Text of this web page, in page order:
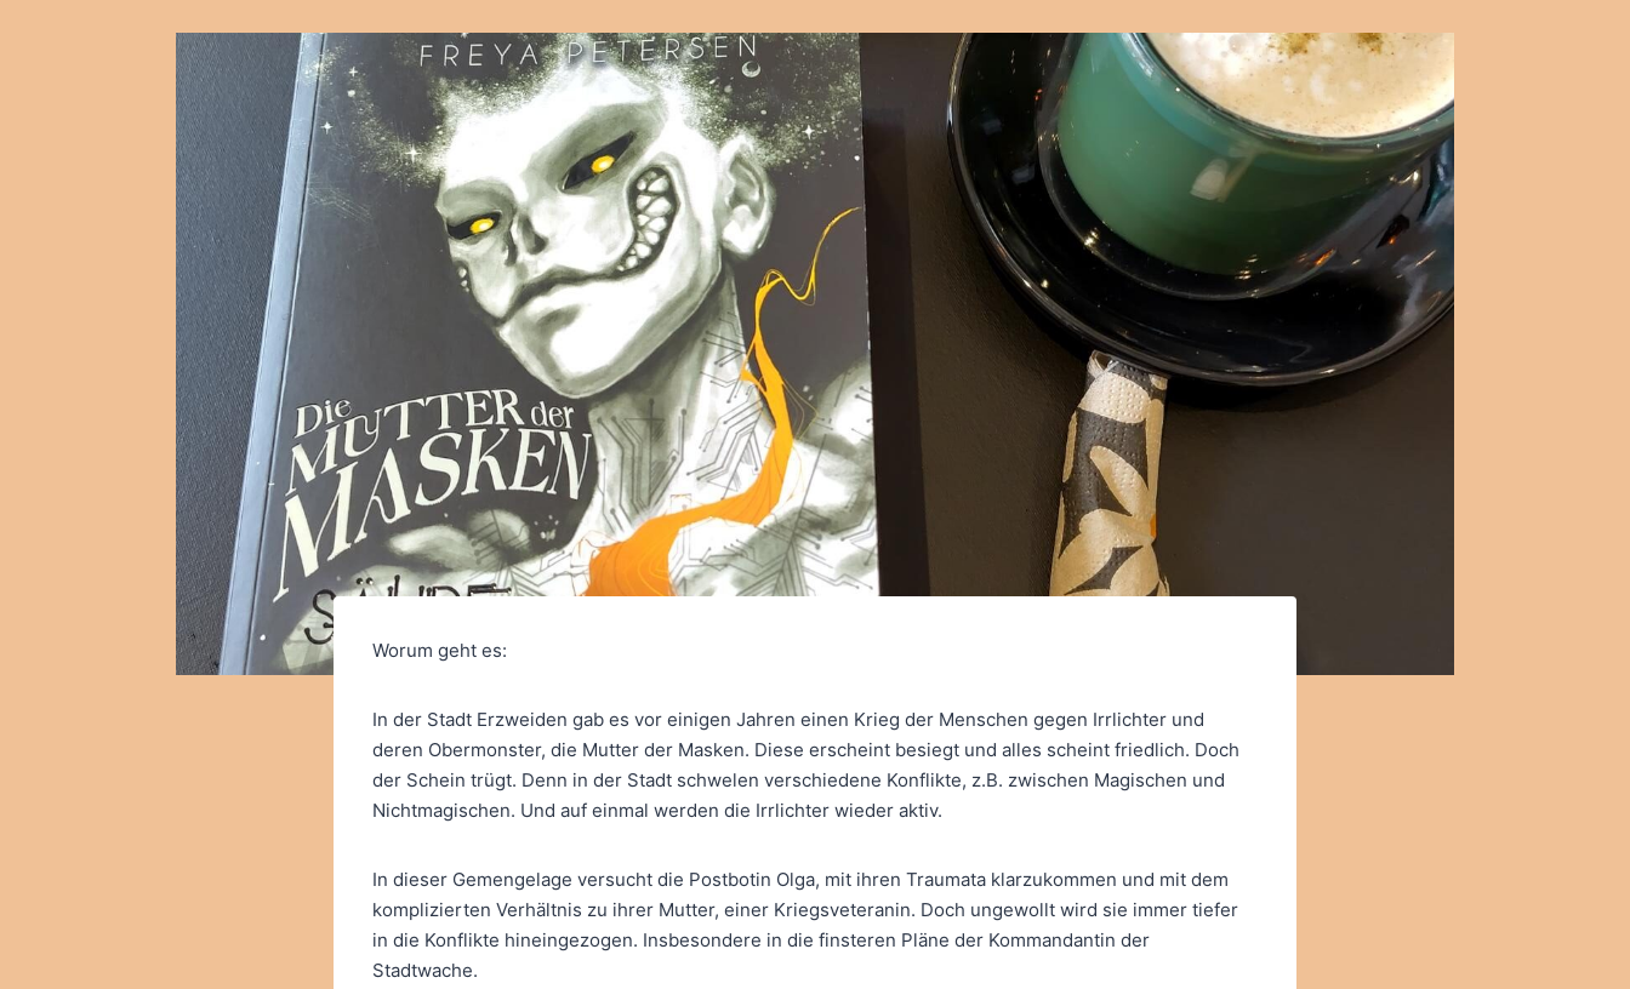
Worum geht es:
In der Stadt Erzweiden gab es vor einigen Jahren einen Krieg der Menschen gegen Irrlichter und
deren Obermonster, die Mutter der Masken. Diese erscheint besiegt und alles scheint friedlich. Doch
der Schein trügt. Denn in der Stadt schwelen verschiedene Konflikte, z.B. zwischen Magischen und
Nichtmagischen. Und auf einmal werden die Irrlichter wieder aktiv.
In dieser Gemengelage versucht die Postbotin Olga, mit ihren Traumata klarzukommen und mit dem
komplizierten Verhältnis zu ihrer Mutter, einer Kriegsveteranin. Doch ungewollt wird sie immer tiefer
in die Konflikte hineingezogen. Insbesondere in die finsteren Pläne der Kommandantin der
Stadtwache.